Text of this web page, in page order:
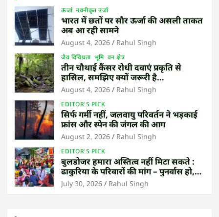
ऊर्जा नवनीकृत उर्जा
भारत में छतों पर सौर ऊर्जा की असली ताकत
अब आ रही सामने
August 4, 2026 Rahul Singh
जैव विविधता भूमि वन क्षेत्र
तीन चौथाई कैंसर रोधी दवाएं प्रकृति से
हासिल, समझिए क्यों जरूरी है
उष्णकटिबंधीय जंगल बचाना
August 4, 2026 Rahul Singh
EDITOR'S PICK
सिर्फ गर्मी नहीं, जलवायु परिवर्तन ने भड़काई
फ्रांस और स्पेन की जंगल की आग
August 2, 2026 Rahul Singh
EDITOR'S PICK
बुलडोजर हमारा अस्तित्व नहीं मिटा सकते :
ढाकुरिया के परिवारों की मांग – पुनर्वास हो,
बेदखली नहीं
July 30, 2026 Rahul Singh